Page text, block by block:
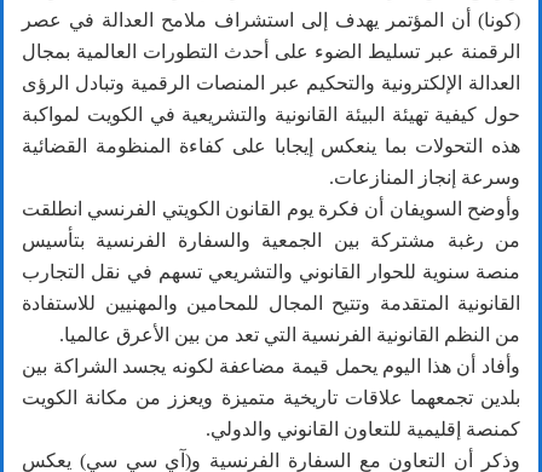
(كونا) أن المؤتمر يهدف إلى استشراف ملامح العدالة في عصر
الرقمنة عبر تسليط الضوء على أحدث التطورات العالمية بمجال
العدالة الإلكترونية والتحكيم عبر المنصات الرقمية وتبادل الرؤى
حول كيفية تهيئة البيئة القانونية والتشريعية في الكويت لمواكبة
هذه التحولات بما ينعكس إيجابا على كفاءة المنظومة القضائية
وسرعة إنجاز المنازعات.
وأوضح السويفان أن فكرة يوم القانون الكويتي الفرنسي انطلقت
من رغبة مشتركة بين الجمعية والسفارة الفرنسية بتأسيس
منصة سنوية للحوار القانوني والتشريعي تسهم في نقل التجارب
القانونية المتقدمة وتتيح المجال للمحامين والمهنيين للاستفادة
من النظم القانونية الفرنسية التي تعد من بين الأعرق عالميا.
وأفاد أن هذا اليوم يحمل قيمة مضاعفة لكونه يجسد الشراكة بين
بلدين تجمعهما علاقات تاريخية متميزة ويعزز من مكانة الكويت
كمنصة إقليمية للتعاون القانوني والدولي.
وذكر أن التعاون مع السفارة الفرنسية و(آي سي سي) يعكس